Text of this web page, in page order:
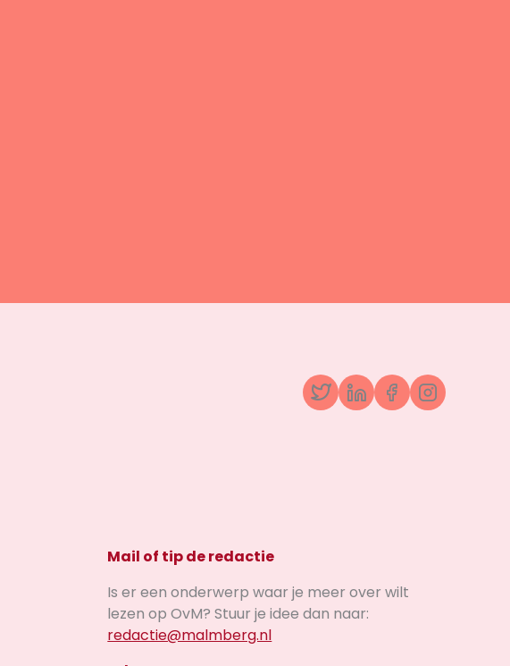
TwitterLinkedInFacebook
Mail of tip de redactie
Is er een onderwerp waar je meer over wilt
lezen op OvM? Stuur je idee dan naar:
redactie@malmberg.nl